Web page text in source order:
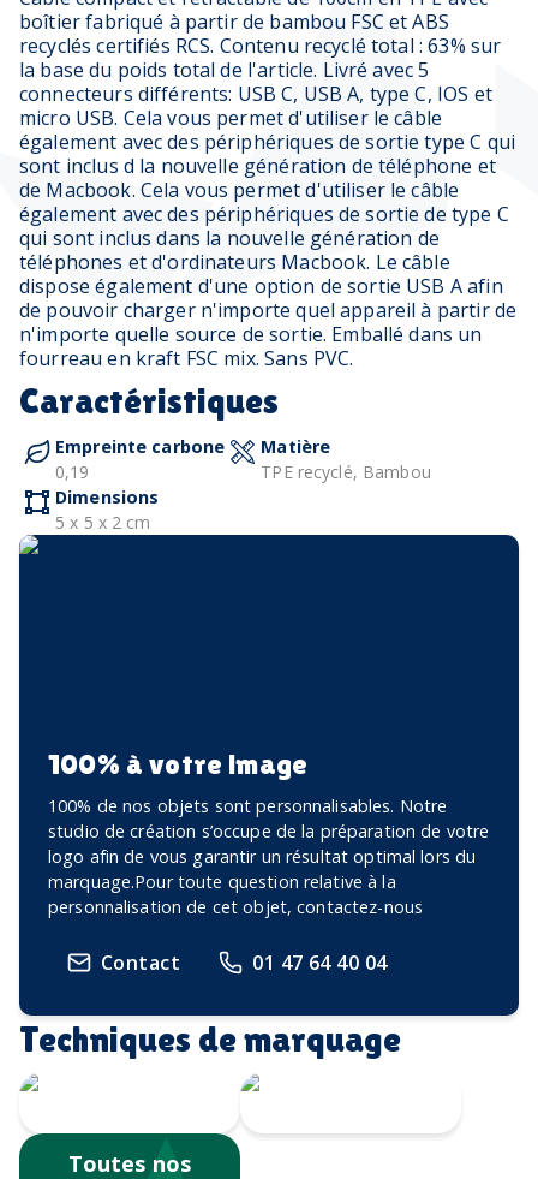
boîtier fabriqué à partir de bambou FSC et ABS
recyclés certifiés RCS. Contenu recyclé total : 63% sur
la base du poids total de l'article. Livré avec 5
connecteurs différents: USB C, USB A, type C, IOS et
micro USB. Cela vous permet d'utiliser le câble
également avec des périphériques de sortie type C qui
sont inclus d la nouvelle génération de téléphone et
de Macbook. Cela vous permet d'utiliser le câble
également avec des périphériques de sortie de type C
qui sont inclus dans la nouvelle génération de
téléphones et d'ordinateurs Macbook. Le câble
dispose également d'une option de sortie USB A afin
de pouvoir charger n'importe quel appareil à partir de
n'importe quelle source de sortie. Emballé dans un
fourreau en kraft FSC mix. Sans PVC.
Caractéristiques
Empreinte carbone
0,19
Matière
TPE recyclé, Bambou
Dimensions
5 x 5 x 2 cm
100% à votre image
100% de nos objets sont personnalisables. Notre
studio de création s’occupe de la préparation de votre
logo afin de vous garantir un résultat optimal lors du
marquage.Pour toute question relative à la
personnalisation de cet objet, contactez-nous
Contact 01 47 64 40 04
Techniques de marquage
Toutes nos